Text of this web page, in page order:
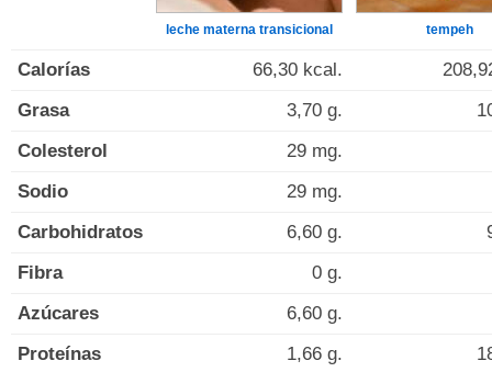
leche materna transicional tempeh
Calorías 66,30 kcal.
Grasa
3,70 g.
Colesterol
29 mg.
Sodio
29 mg.
Carbohidratos
6,60 g.
Fibra
0 g.
Azúcares
6,60 g.
Proteínas
1,66 g.